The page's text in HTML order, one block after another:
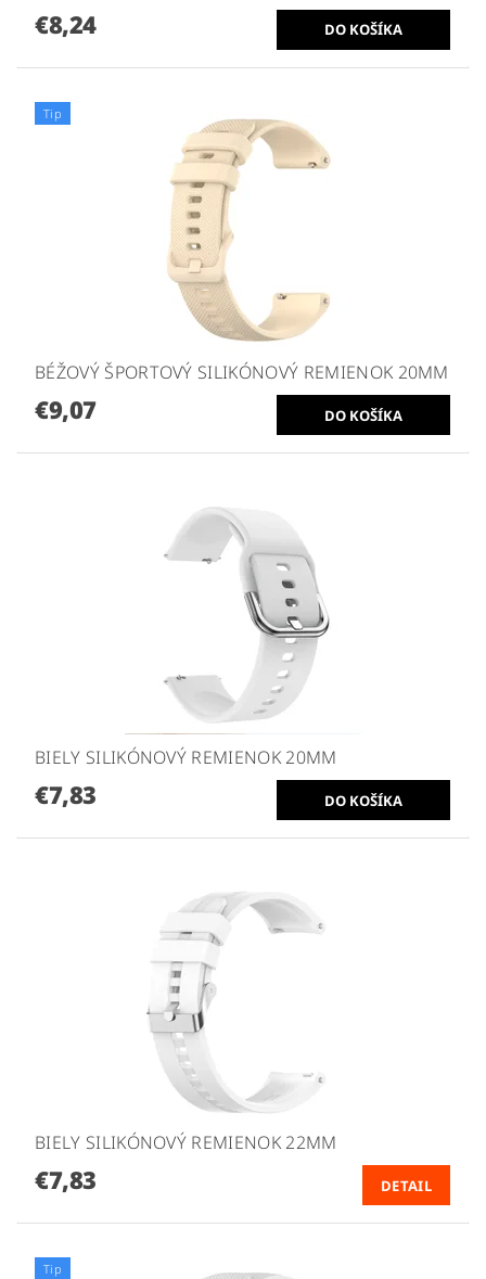
€8,24
Tip
BÉŽOVÝ ŠPORTOVÝ SILIKÓNOVÝ REMIENOK 20MM
€9,07
BIELY SILIKÓNOVÝ REMIENOK 20MM
€7,83
BIELY SILIKÓNOVÝ REMIENOK 22MM
€7,83 DETAIL
Tip